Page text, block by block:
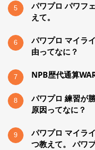
5
パワプロ パワフ
えて。
6
パワプロ マイラ
由ってなに？
7 NPB歴代通算
8
パワプロ 練習が
原因ってなに？
9
パワプロ マイラ
つ教えて。 パワ